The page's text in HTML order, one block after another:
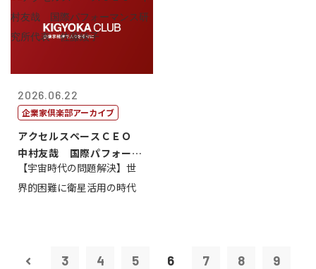
2026.06.22
企業家倶楽部アーカイブ
アクセルスペースＣＥＯ
中村友哉 国際パフォーマ
ンス研究所代...
【宇宙時代の問題解決】世
界的困難に衛星活用の時代
3 4 5 6 7 8 9